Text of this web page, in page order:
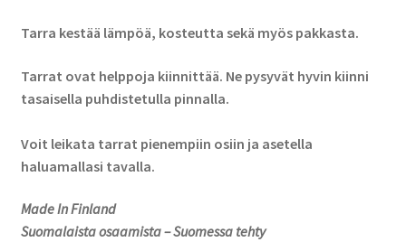
Tarra kestää lämpöä, kosteutta sekä myös pakkasta.
Tarrat ovat helppoja kiinnittää. Ne pysyvät hyvin kiinni
tasaisella puhdistetulla pinnalla.
Voit leikata tarrat pienempiin osiin ja asetella
haluamallasi tavalla.
Made In Finland
Suomalaista osaamista – Suomessa tehty